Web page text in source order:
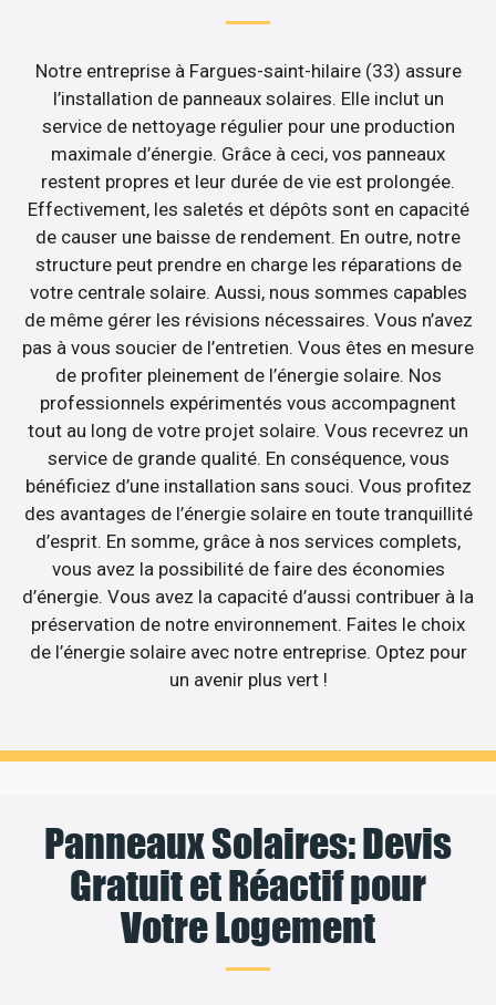
Notre entreprise à Fargues-saint-hilaire (33) assure
l’installation de panneaux solaires. Elle inclut un
service de nettoyage régulier pour une production
maximale d’énergie. Grâce à ceci, vos panneaux
restent propres et leur durée de vie est prolongée.
Effectivement, les saletés et dépôts sont en capacité
de causer une baisse de rendement. En outre, notre
structure peut prendre en charge les réparations de
votre centrale solaire. Aussi, nous sommes capables
de même gérer les révisions nécessaires. Vous n’avez
pas à vous soucier de l’entretien. Vous êtes en mesure
de profiter pleinement de l’énergie solaire. Nos
professionnels expérimentés vous accompagnent
tout au long de votre projet solaire. Vous recevrez un
service de grande qualité. En conséquence, vous
bénéficiez d’une installation sans souci. Vous profitez
des avantages de l’énergie solaire en toute tranquillité
d’esprit. En somme, grâce à nos services complets,
vous avez la possibilité de faire des économies
d’énergie. Vous avez la capacité d’aussi contribuer à la
préservation de notre environnement. Faites le choix
de l’énergie solaire avec notre entreprise. Optez pour
un avenir plus vert !
Panneaux Solaires: Devis
Gratuit et Réactif pour
Votre Logement